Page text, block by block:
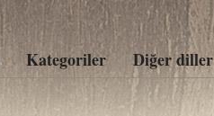
Kategoriler Diğer diller